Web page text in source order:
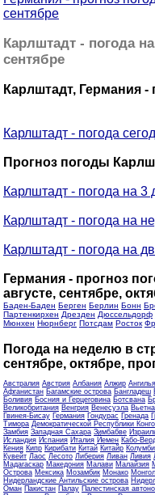
сентябре
Карлштадт - погода
сентябре
Карлштадт, Германия -
Карлштадт - погода
Прогноз погоды
Карлштадт - погода на 3
Карлштадт - погода на
Карлштадт - погода на
Германия - прогноз
августе, сентябре,
Баден-Баден Берген Берлин Бонн
Партенкирхен Дрезден Дюссельдорф
Мюнхен Нюрнберг Потсдам Росток
Погода на неделю в
сентябре, октябре,
Австралия Австрия Албания Алжир Ангилья
Афганистан Багамские острова Бангладеш
Боливия Босния и Герцеговина Ботсвана
Великобритания Венгрия Венесуэла
Гвинея-Бисау Германия Гондурас Гренада
Тимора Демократической Республики Конго
Замбия Западная Сахара Зимбабве
Исландия Испания Италия Йемен Кабо-
Кения Кипр Кирибати Китай Китайр
Кувейт Лаос Лесото Либерия Ливан Ливия
Мадагаскар Македония Малави Малайзия
Острова Мексика Мозамбик Монако
Нидерландские Антильские острова
Оман Пакистан Палау Палестинская